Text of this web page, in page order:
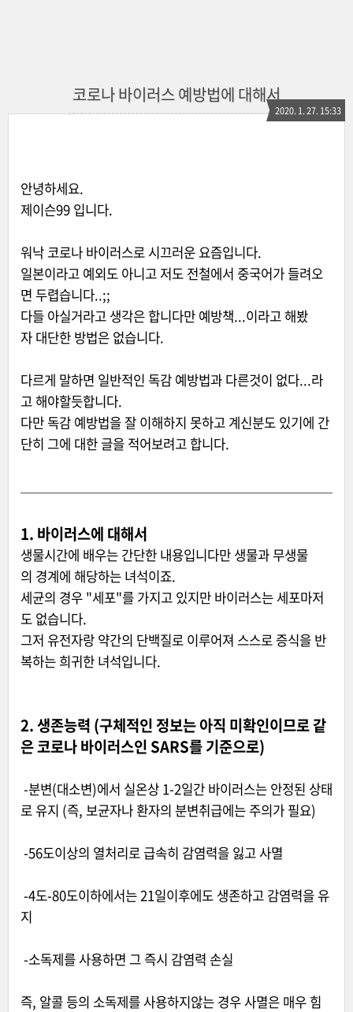
코로나 바이러스 예방법에 대해서
2020. 1. 27. 15:33
안녕하세요.
제이슨99 입니다.
워낙 코로나 바이러스로 시끄러운 요즘입니다.
일본이라고 예외도 아니고 저도 전철에서 중국어가 들려오
면 두렵습니다..;;
다들 아실거라고 생각은 합니다만 예방책...이라고 해봤
자 대단한 방법은 없습니다.
다르게 말하면 일반적인 독감 예방법과 다른것이 없다...라
고 해야할듯합니다.
다만 독감 예방법을 잘 이해하지 못하고 계신분도 있기에 간
단히 그에 대한 글을 적어보려고 합니다.
1. 바이러스에 대해서
생물시간에 배우는 간단한 내용입니다만 생물과 무생물
의 경계에 해당하는 녀석이죠.
세균의 경우 "세포"를 가지고 있지만 바이러스는 세포마저
도 없습니다.
그저 유전자랑 약간의 단백질로 이루어져 스스로 증식을 반
복하는 희귀한 녀석입니다.
2. 생존능력 (구체적인 정보는 아직 미확인이므로 같
은 코로나 바이러스인 SARS를 기준으로)
-분변(대소변)에서 실온상 1-2일간 바이러스는 안정된 상태
로 유지 (즉, 보균자나 환자의 분변취급에는 주의가 필요)
-56도이상의 열처리로 급속히 감염력을 잃고 사멸
-4도-80도이하에서는 21일이후에도 생존하고 감염력을 유
지
-소독제를 사용하면 그 즉시 감염력 손실
즉, 알콜 등의 소독제를 사용하지않는 경우 사멸은 매우 힘